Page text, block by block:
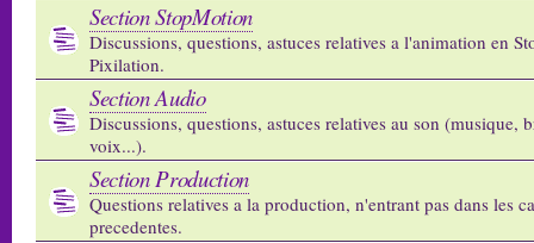
Section StopMotion
Discussions, questions, astuces relatives a l'animation en
Pixilation.
Section Audio
Discussions, questions, astuces relatives au son (musique,
voix...).
Section Production
Questions relatives a la production, n'entrant pas dans les
precedentes.